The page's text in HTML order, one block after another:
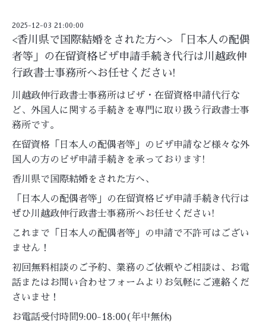
2025-12-03 21:00:00
<香川県で国際結婚をされた方へ> 「日本人の配偶
者等」の在留資格ビザ申請手続き代行は川越政伸
行政書士事務所へお任せください!
川越政伸行政書士事務所はビザ・在留資格申請代行な
ど、外国人に関する手続きを専門に取り扱う行政書士事
務所です。
在留資格「日本人の配偶者等」のビザ申請など様々な外
国人の方のビザ申請手続きを承っております!
香川県で国際結婚をされた方へ、
「日本人の配偶者等」の在留資格ビザ申請手続き代行は
ぜひ川越政伸行政書士事務所へお任せください!
これまで「日本人の配偶者等」の申請で不許可はござい
ません！
初回無料相談のご予約、業務のご依頼やご相談は、お電
話またはお問い合わせフォームよりお気軽にご連絡くだ
さいませ！
お電話受付時間9:00-18:00(年中無休)